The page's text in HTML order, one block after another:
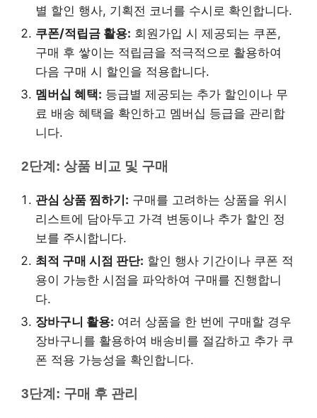
별 할인 행사, 기획전 코너를 수시로 확인합니다.
쿠폰/적립금 활용: 회원가입 시 제공되는 쿠폰,
구매 후 쌓이는 적립금을 적극적으로 활용하여
다음 구매 시 할인을 적용합니다.
멤버십 혜택: 등급별 제공되는 추가 할인이나 무
료 배송 혜택을 확인하고 멤버십 등급을 관리합
니다.
2단계: 상품 비교 및 구매
관심 상품 찜하기: 구매를 고려하는 상품을 위시
리스트에 담아두고 가격 변동이나 추가 할인 정
보를 주시합니다.
최적 구매 시점 판단: 할인 행사 기간이나 쿠폰 적
용이 가능한 시점을 파악하여 구매를 진행합니
다.
장바구니 활용: 여러 상품을 한 번에 구매할 경우
장바구니를 활용하여 배송비를 절감하고 추가 쿠
폰 적용 가능성을 확인합니다.
3단계: 구매 후 관리